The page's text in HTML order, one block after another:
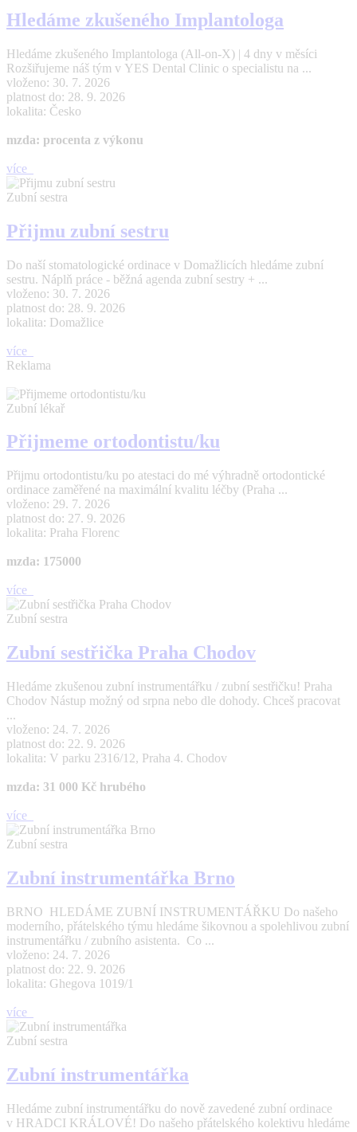
Hledáme zkušeného Implantologa
Hledáme zkušeného Implantologa (All-on-X) | 4 dny v měsíci
Rozšiřujeme náš tým v YES Dental Clinic o specialistu na ...
vloženo: 30. 7. 2026
platnost do: 28. 9. 2026
lokalita: Česko
mzda: procenta z výkonu
více
Zubní sestra
Přijmu zubní sestru
Do naší stomatologické ordinace v Domažlicích hledáme zubní
sestru. Náplň práce - běžná agenda zubní sestry + ...
vloženo: 30. 7. 2026
platnost do: 28. 9. 2026
lokalita: Domažlice
více
Reklama
Zubní lékař
Přijmeme ortodontistu/ku
Přijmu ortodontistu/ku po atestaci do mé výhradně ortodontické
ordinace zaměřené na maximální kvalitu léčby (Praha ...
vloženo: 29. 7. 2026
platnost do: 27. 9. 2026
lokalita: Praha Florenc
mzda: 175000
více
Zubní sestra
Zubní sestřička Praha Chodov
Hledáme zkušenou zubní instrumentářku / zubní sestřičku! Praha
Chodov Nástup možný od srpna nebo dle dohody. Chceš pracovat
...
vloženo: 24. 7. 2026
platnost do: 22. 9. 2026
lokalita: V parku 2316/12, Praha 4. Chodov
mzda: 31 000 Kč hrubého
více
Zubní sestra
Zubní instrumentářka Brno
BRNO HLEDÁME ZUBNÍ INSTRUMENTÁŘKU Do našeho
moderního, přátelského týmu hledáme šikovnou a spolehlivou zubní
instrumentářku / zubního asistenta. Co ...
vloženo: 24. 7. 2026
platnost do: 22. 9. 2026
lokalita: Ghegova 1019/1
více
Zubní sestra
Zubní instrumentářka
Hledáme zubní instrumentářku do nově zavedené zubní ordinace
v HRADCI KRÁLOVÉ! Do našeho přátelského kolektivu hledáme